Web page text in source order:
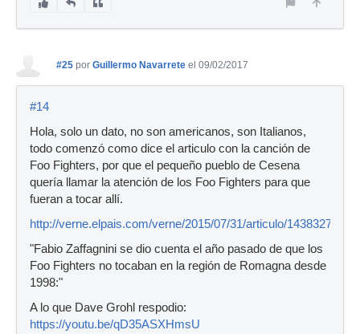
#25 por Guillermo Navarrete el 09/02/2017
#14
Hola, solo un dato, no son americanos, son Italianos,
todo comenzó como dice el articulo con la canción de
Foo Fighters, por que el pequeño pueblo de Cesena
quería llamar la atención de los Foo Fighters para que
fueran a tocar allí.
http://verne.elpais.com/verne/2015/07/31/articulo/
"Fabio Zaffagnini se dio cuenta el año pasado de que los
Foo Fighters no tocaban en la región de Romagna desde
1998:"
A lo que Dave Grohl respodio:
https://youtu.be/qD35ASXHmsU